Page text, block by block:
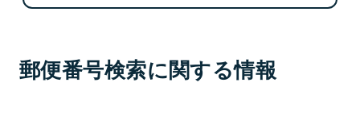
郵便番号検索に関する情報